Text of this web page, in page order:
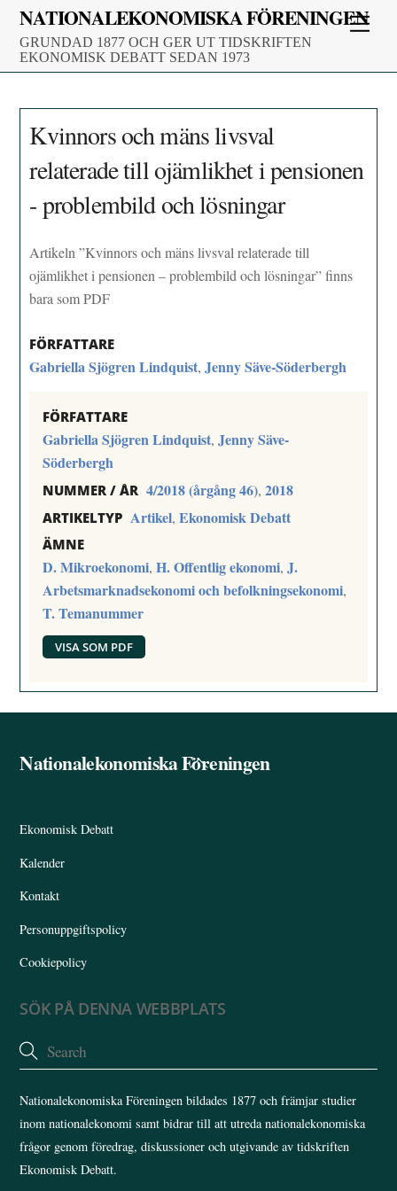
Skip
content
NATIONALEKONOMISKA FÖRENINGEN
GRUNDAD 1877 OCH GER UT TIDSKRIFTEN
EKONOMISK DEBATT SEDAN 1973
Kvinnors och mäns livsval
relaterade till ojämlikhet i pensionen
- problembild och lösningar
Artikeln ”Kvinnors och mäns livsval relaterade till
ojämlikhet i pensionen – problembild och lösningar” finns
bara som PDF
FÖRFATTARE
Gabriella Sjögren Lindquist,Jenny Säve-Söderbergh
FÖRFATTARE
Gabriella Sjögren Lindquist,Jenny Säve-
Söderbergh
NUMMER / ÅR 4/2018 (årgång 46),2018
ARTIKELTYP Artikel,Ekonomisk Debatt
ÄMNE
D. Mikroekonomi,H. Offentlig ekonomi,J.
Arbetsmarknadsekonomi och befolkningsekonomi,
T. Temanummer
VISA SOM PDF
Back
Nationalekonomiska Föreningen
Ekonomisk Debatt
Kalender
Kontakt
Personuppgiftspolicy
Cookiepolicy
SÖK PÅ DENNA WEBBPLATS
Nationalekonomiska Föreningen bildades 1877 och främjar studier
inom nationalekonomi samt bidrar till att utreda nationalekonomiska
frågor genom föredrag, diskussioner och utgivande av tidskriften
Ekonomisk Debatt.